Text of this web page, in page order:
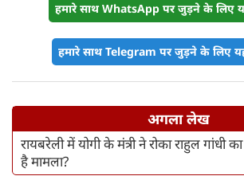
हमारे साथ WhatsApp पर जुड़ने के लिए
हमारे साथ Telegram पर जुड़ने के लिए
अगला लेख
रायबरेली में योगी के मंत्री ने रोका राहुल गांधी
है मामला?